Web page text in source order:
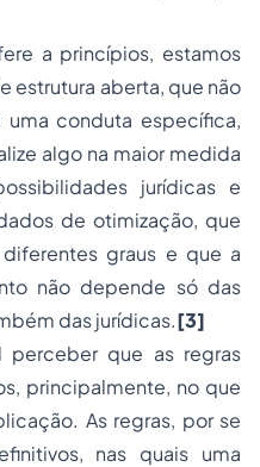
a princípios, estamos
estrutura aberta, que não
conduta específica,
algo na maior medida
jurídicas e
de otimização, que
graus e que a
não depende só das
das jurídicas.[3]
perceber que as regras
principalmente, no que
As regras, por se
nas quais uma